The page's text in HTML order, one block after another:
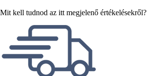
Mit kell tudnod az itt megjelenő értékelésekről?